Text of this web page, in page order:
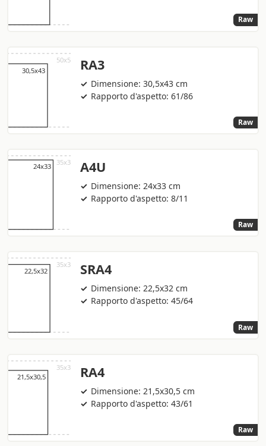
Raw
RA3
Dimensione: 30,5x43 cm
Rapporto d'aspetto: 61/86
Raw
A4U
Dimensione: 24x33 cm
Rapporto d'aspetto: 8/11
Raw
SRA4
Dimensione: 22,5x32 cm
Rapporto d'aspetto: 45/64
Raw
RA4
Dimensione: 21,5x30,5 cm
Rapporto d'aspetto: 43/61
Raw